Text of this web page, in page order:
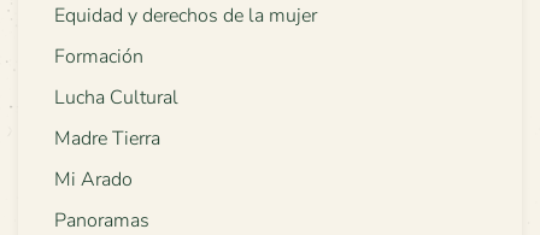
Equidad y derechos de la mujer
Formación
Lucha Cultural
Madre Tierra
Mi Arado
Panoramas